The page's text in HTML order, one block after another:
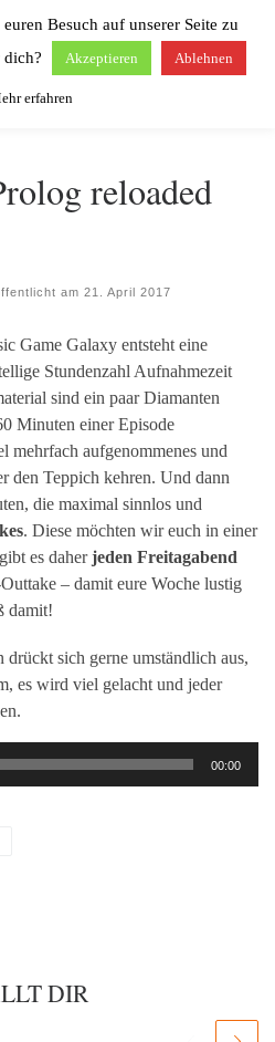
Search
Teil 2
reloaded
am21. April 2017
Game Galaxy entsteht eine
Stundenzahl Aufnahmezeit
sind ein paar Diamanten
Minuten einer Episode
mehrfach aufgenommenes und
den Teppich kehren. Und dann
die maximal sinnlos und
. Diese möchten wir euch in einer
es daherjeden Freitagabend
– damit eure Woche lustig
damit!
sich gerne umständlich aus,
es wird viel gelacht und jeder
00:00
DIR
Besuch auf unserer Seite zu
dich?
Akzeptieren Ablehnen
erfahren